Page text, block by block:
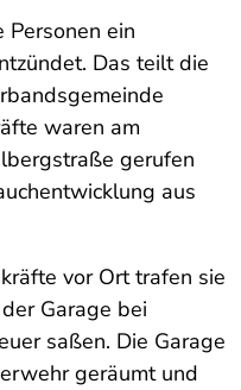
Personen ein
Das teilt die
waren am
gerufen
aus
vor Ort trafen sie
Garage bei
saßen. Die Garage
geräumt und